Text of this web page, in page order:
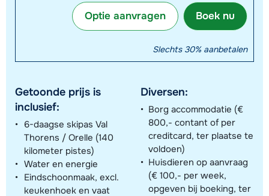
Boek nu
Optie aanvragen
Slechts 30% aanbetalen
Getoonde prijs is
inclusief:
6-daagse skipas Val
Thorens / Orelle (140
kilometer pistes)
Water en energie
Eindschoonmaak, excl.
keukenhoek en vaat
Diversen:
Borg accommodatie (€
800,- contant of per
creditcard, ter plaatse te
voldoen)
Huisdieren op aanvraag
(€ 100,- per week,
opgeven bij boeking, ter